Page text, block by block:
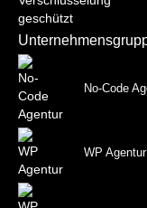
No-Code
WP Agentur